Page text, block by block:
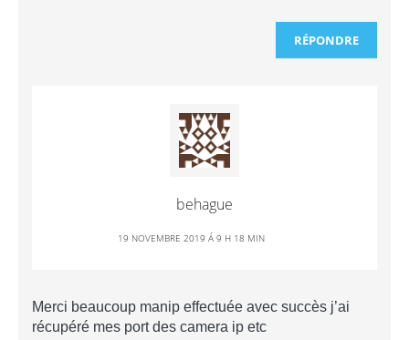
RÉPONDRE
behague
19 NOVEMBRE 2019 Á 9 H 18 MIN
Merci beaucoup manip effectuée avec succès j’ai
récupéré mes port des camera ip etc